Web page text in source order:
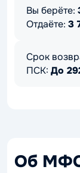
Вы берёте:
Отдаёте: 3
Срок
ПСК: До
Об МФО